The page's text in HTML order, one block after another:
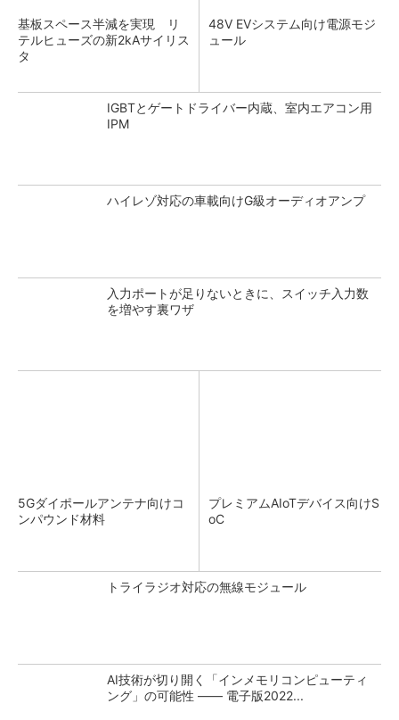
基板スペース半減を実現 リ
テルヒューズの新2kAサイリス
タ
48V EVシステム向け電源モジ
ュール
IGBTとゲートドライバー内蔵、室内エアコン用
IPM
ハイレゾ対応の車載向けG級オーディオアンプ
入力ポートが足りないときに、スイッチ入力数
を増やす裏ワザ
5Gダイポールアンテナ向けコ
ンパウンド材料
プレミアムAIoTデバイス向けS
oC
トライラジオ対応の無線モジュール
AI技術が切り開く「インメモリコンピューティ
ング」の可能性 ―― 電子版2022...